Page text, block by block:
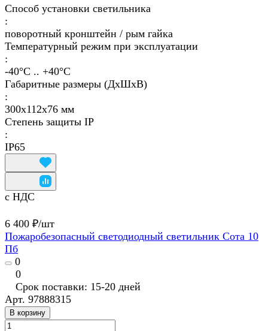
Способ установки светильника
:
поворотный кронштейн / рым гайка
Температурный режим при эксплуатации
:
-40°С .. +40°C
Габаритные размеры (ДхШхВ)
:
300х112х76 мм
Степень защиты IP
:
IP65
с НДС
6 400 ₽/шт
Пожаробезопасный светодиодный светильник Сота 10
Пб
0
0
Срок поставки: 15-20 дней
Арт. 97888315
В корзину